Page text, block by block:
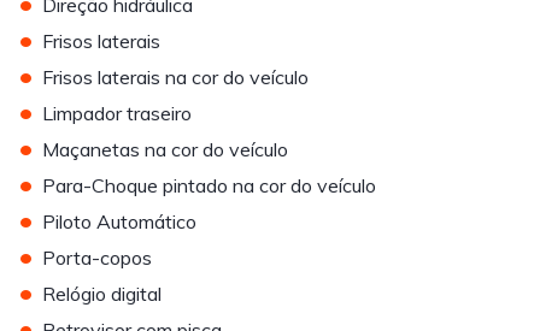
Direção hidráulica
• Frisos laterais
• Frisos laterais na cor do veículo
• Limpador traseiro
• Maçanetas na cor do veículo
• Para-Choque pintado na cor do veículo
• Piloto Automático
• Porta-copos
• Relógio digital